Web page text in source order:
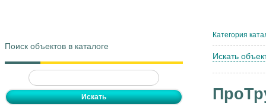
Поиск объектов в каталоге
Категория
Искать